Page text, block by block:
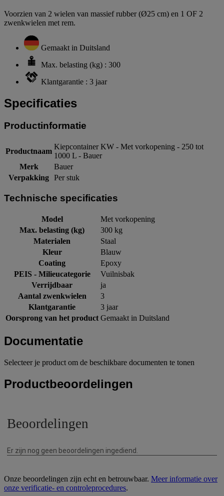
Voorzien van 2 wielen van massief rubber (Ø25 cm) en 1 OF 2
zwenkwielen met rem.
Gemaakt in Duitsland
Max. belasting (kg) : 300
Klantgarantie : 3 jaar
Specificaties
Productinformatie
Productnaam
Kiepcontainer KW - Met vorkopening - 250 tot
1000 L - Bauer
Merk
Bauer
Verpakking Per stuk
Technische specificaties
Model
Met vorkopening
Max. belasting (kg)
300 kg
Materialen
Staal
Kleur
Blauw
Coating
Epoxy
PEIS - Milieucategorie
Vuilnisbak
Verrijdbaar
ja
Aantal zwenkwielen
3
Klantgarantie
3 jaar
Oorsprong van het product Gemaakt in Duitsland
Documentatie
Selecteer je product om de beschikbare documenten te tonen
Productbeoordelingen
Onze beoordelingen zijn echt en betrouwbaar. Meer informatie over
onze verificatie- en controleprocedures.